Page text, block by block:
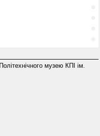
музею КПІ ім.